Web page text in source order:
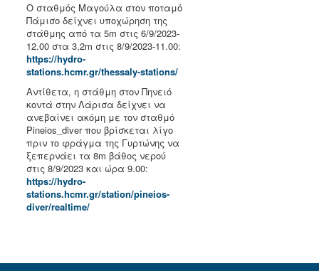
Ο σταθμός Μαγούλα στον ποταμό
Πάμισο δείχνει υποχώρηση της
στάθμης από τα 5m στις 6/9/2023-
12.00 στα 3,2m στις 8/9/2023-11.00:
https://hydro-
stations.hcmr.gr/thessaly-stations/
Αντίθετα, η στάθμη στον Πηνειό
κοντά στην Λάρισα δείχνει να
ανεβαίνει ακόμη με τον σταθμό
Pineios_diver που βρίσκεται λίγο
πριν το φράγμα της Γυρτώνης να
ξεπερνάει τα 8m βάθος νερού
στις 8/9/2023 και ώρα 9.00:
https://hydro-
stations.hcmr.gr/station/pineios-
diver/realtime/